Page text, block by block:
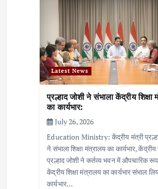
Latest News
प्रल्हाद जोशी ने संभाला केंद्रीय शिक्षा
का कार्यभार:
July 26, 2026
Education Ministry: केंद्रीय मंत्री
ने संभाला शिक्षा मंत्रालय का कार्यभार, केंद्रीय
प्रल्हाद जोशी ने कर्तव्य भवन में औपचारिक
केंद्रीय शिक्षा मंत्रालय का कार्यभार संभाल
कार्यभार…